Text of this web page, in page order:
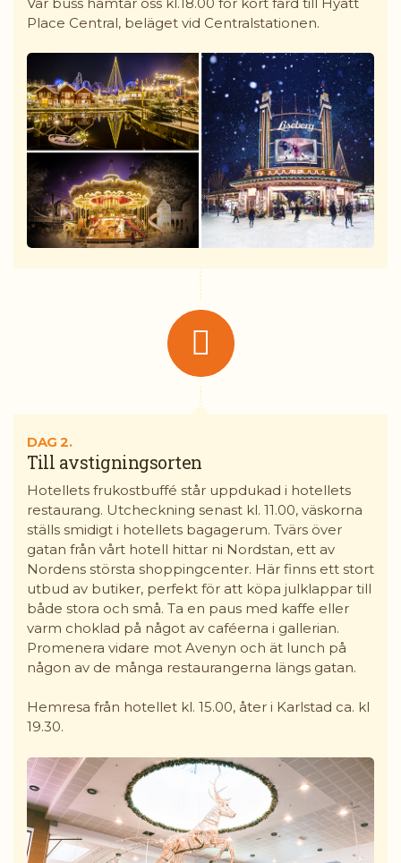
Place Central, beläget vid Centralstationen.
DAG 2.
Till avstigningsorten
Hotellets frukostbuffé står uppdukad i hotellets
restaurang. Utcheckning senast kl. 11.00, väskorna
ställs smidigt i hotellets bagagerum. Tvärs över
gatan från vårt hotell hittar ni Nordstan, ett av
Nordens största shoppingcenter. Här finns ett stort
utbud av butiker, perfekt för att köpa julklappar till
både stora och små. Ta en paus med kaffe eller
varm choklad på något av caféerna i gallerian.
Promenera vidare mot Avenyn och ät lunch på
någon av de många restaurangerna längs gatan.
Hemresa från hotellet kl. 15.00, åter i Karlstad ca. kl
19.30.